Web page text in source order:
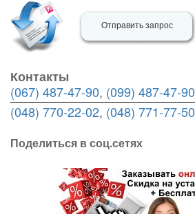
Отправить запрос
Контакты
(067) 487-47-90, (099) 487-47-90
(048) 770-22-02, (048) 771-77-50
Поделиться в соц.сетях